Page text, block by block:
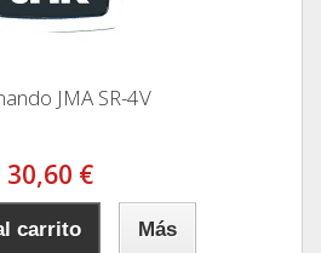
JMA SR-4V
30,60 €
carrito Más